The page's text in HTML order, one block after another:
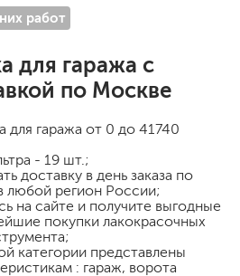
работ
для гаража с
по Москве
для гаража от 0 до 41740
- 19 шт.;
доставку в день заказа по
любой регион России;
на сайте и получите выгодные
покупки лакокрасочных
категории представлены
: гараж, ворота